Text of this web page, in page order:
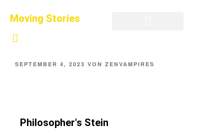
Moving Stories
SEPTEMBER 4, 2023 VON ZENVAMPIRES
Philosopher's Stein